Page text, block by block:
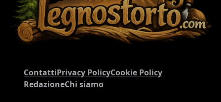
ContattiPrivacy PolicyCookie Policy
RedazioneChi siamo